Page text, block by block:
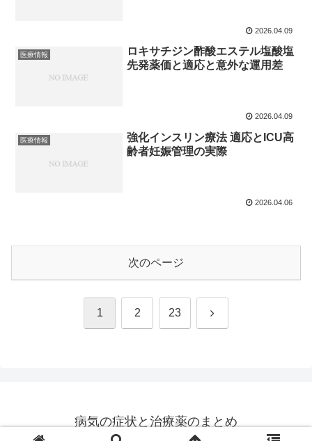
2026.04.09
医療情報
ロキサチジン酢酸エステル塩酸塩
先発薬価と適応と意外な運用差
2026.04.09
医療情報
強化インスリン療法 適応とICU高
齢者妊娠管理の実際
2026.04.06
次のページ
1 2 23 次
病気の症状と治療薬のまとめ